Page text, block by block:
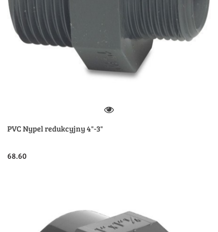
PVC Nypel redukcyjny 4"-3"
68.60